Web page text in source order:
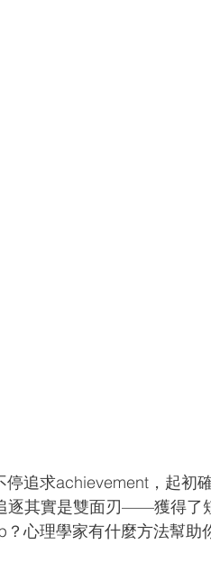
追求achievement，起初
逐其實是雙面刃——獲得了
心理學家有什麼方法幫助